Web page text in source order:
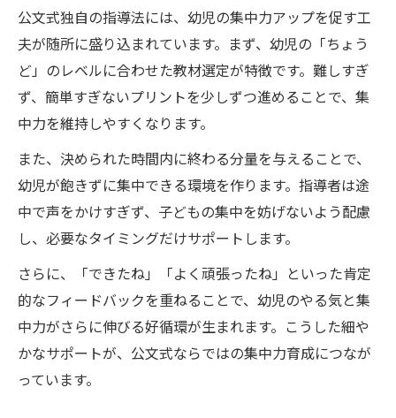
公文式独自の指導法には、幼児の集中力アップを促す工
夫が随所に盛り込まれています。まず、幼児の「ちょう
ど」のレベルに合わせた教材選定が特徴です。難しすぎ
ず、簡単すぎないプリントを少しずつ進めることで、集
中力を維持しやすくなります。
また、決められた時間内に終わる分量を与えることで、
幼児が飽きずに集中できる環境を作ります。指導者は途
中で声をかけすぎず、子どもの集中を妨げないよう配慮
し、必要なタイミングだけサポートします。
さらに、「できたね」「よく頑張ったね」といった肯定
的なフィードバックを重ねることで、幼児のやる気と集
中力がさらに伸びる好循環が生まれます。こうした細や
かなサポートが、公文式ならではの集中力育成につなが
っています。